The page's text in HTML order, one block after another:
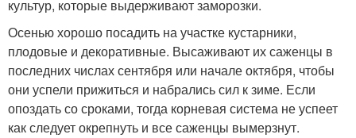
культур, которые выдерживают заморозки.
Осенью хорошо посадить на участке кустарники,
плодовые и декоративные. Высаживают их саженцы в
последних числах сентября или начале октября, чтобы
они успели прижиться и набрались сил к зиме. Если
опоздать со сроками, тогда корневая система не успеет
как следует окрепнуть и все саженцы вымерзнут.